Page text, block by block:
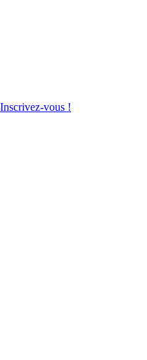
Inscrivez-vous !